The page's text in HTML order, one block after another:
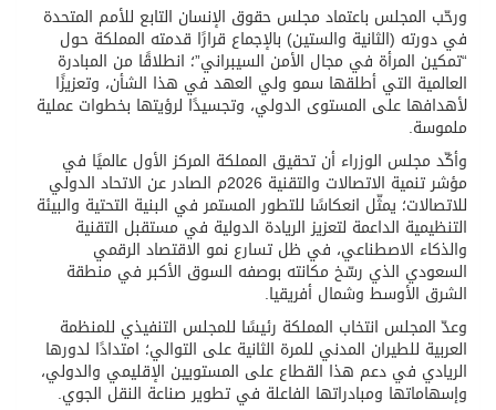
ورحّب المجلس باعتماد مجلس حقوق الإنسان التابع للأمم المتحدة
في دورته (الثانية والستين) بالإجماع قرارًا قدمته المملكة حول
“تمكين المرأة في مجال الأمن السيبراني”؛ انطلاقًا من المبادرة
العالمية التي أطلقها سمو ولي العهد في هذا الشأن، وتعزيزًا
لأهدافها على المستوى الدولي، وتجسيدًا لرؤيتها بخطوات عملية
ملموسة.
وأكّد مجلس الوزراء أن تحقيق المملكة المركز الأول عالميًا في
مؤشر تنمية الاتصالات والتقنية 2026م الصادر عن الاتحاد الدولي
للاتصالات؛ يمثّل انعكاسًا للتطور المستمر في البنية التحتية والبيئة
التنظيمية الداعمة لتعزيز الريادة الدولية في مستقبل التقنية
والذكاء الاصطناعي، في ظل تسارع نمو الاقتصاد الرقمي
السعودي الذي رسّخ مكانته بوصفه السوق الأكبر في منطقة
الشرق الأوسط وشمال أفريقيا.
وعدّ المجلس انتخاب المملكة رئيسًا للمجلس التنفيذي للمنظمة
العربية للطيران المدني للمرة الثانية على التوالي؛ امتدادًا لدورها
الريادي في دعم هذا القطاع على المستويين الإقليمي والدولي،
وإسهاماتها ومبادراتها الفاعلة في تطوير صناعة النقل الجوي.